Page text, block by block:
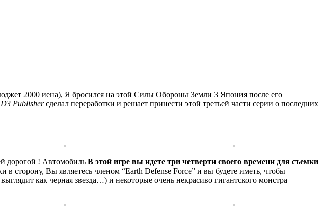
2000 иена), Я бросился на этой Силы Обороны Земли 3 Япония после его
D3 Publisherсделал переработки и решает принести этой третьей части серии о последних
дорогой ! Автомобиль В этой игре вы идете три четверти своего времени для съемки
в сторону, Вы являетесь членом “Earth Defense Force” и вы будете иметь, чтобы
как черная звезда…) и некоторые очень некрасиво гигантского монстра